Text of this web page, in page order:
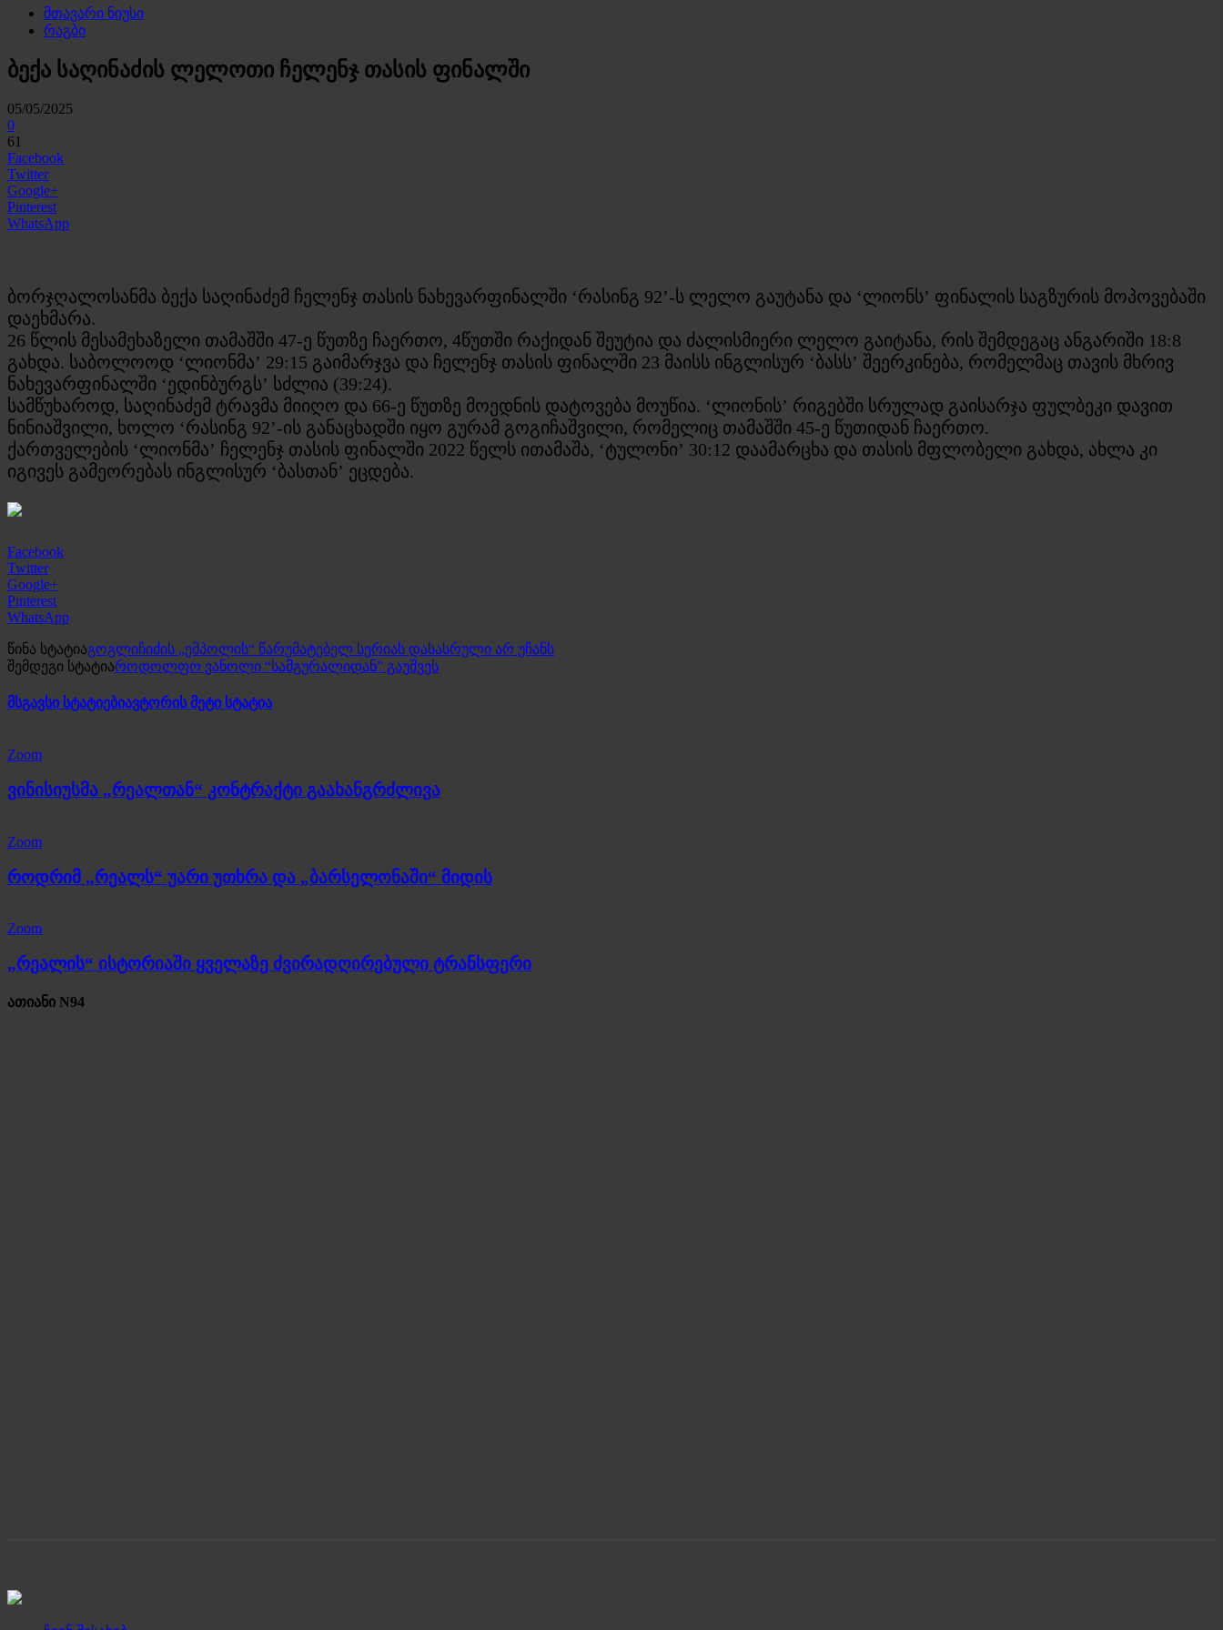
მთავარი ნიუსი
რაგბი
ბექა საღინაძის ლელოთი ჩელენჯ თასის ფინალში
05/05/2025
0
61
Facebook
Twitter
Google+
Pinterest
WhatsApp
ბორჯღალოსანმა ბექა საღინაძემ ჩელენჯ თასის ნახევარფინალში ‘რასინგ 92’-ს ლელო გაუტანა და ‘ლიონს’ ფინალის საგზურის მოპოვებაში
დაეხმარა.
26 წლის მესამეხაზელი თამაშში 47-ე წუთზე ჩაერთო, 4წუთში რაქიდან შეუტია და ძალისმიერი ლელო გაიტანა, რის შემდეგაც ანგარიში 18:8
გახდა. საბოლოოდ ‘ლიონმა’ 29:15 გაიმარჯვა და ჩელენჯ თასის ფინალში 23 მაისს ინგლისურ ‘ბასს’ შეერკინება, რომელმაც თავის მხრივ
ნახევარფინალში ‘ედინბურგს’ სძლია (39:24).
სამწუხაროდ, საღინაძემ ტრავმა მიიღო და 66-ე წუთზე მოედნის დატოვება მოუწია. ‘ლიონის’ რიგებში სრულად გაისარჯა ფულბეკი დავით
ნინიაშვილი, ხოლო ‘რასინგ 92’-ის განაცხადში იყო გურამ გოგიჩაშვილი, რომელიც თამაშში 45-ე წუთიდან ჩაერთო.
ქართველების ‘ლიონმა’ ჩელენჯ თასის ფინალში 2022 წელს ითამაშა, ‘ტულონი’ 30:12 დაამარცხა და თასის მფლობელი გახდა, ახლა კი
იგივეს გამეორებას ინგლისურ ‘ბასთან’ ეცდება.
Facebook
Twitter
Google+
Pinterest
WhatsApp
წინა სტატიაგოგლიჩიძის „ემპოლის“ წარუმატებელ სერიას დასასრული არ უჩანს
შემდეგი სტატიაროდოლფო ვანოლი “სამგურალიდან” გაუშვეს
მსგავსი სტატიებიავტორის მეტი სტატია
Zoom
ვინისიუსმა „რეალთან“ კონტრაქტი გაახანგრძლივა
Zoom
როდრიმ „რეალს“ უარი უთხრა და „ბარსელონაში“ მიდის
Zoom
„რეალის“ ისტორიაში ყველაზე ძვირადღირებული ტრანსფერი
ათიანი N94